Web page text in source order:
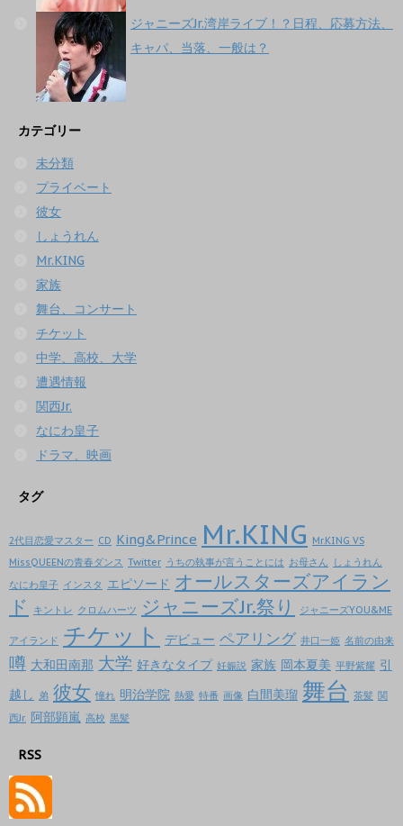
ジャニーズJr.湾岸ライブ！？日程、応募方法、
キャパ、当落、一般は？
カテゴリー
未分類
プライベート
彼女
しょうれん
Mr.KING
家族
舞台、コンサート
チケット
中学、高校、大学
遭遇情報
関西Jr.
なにわ皇子
ドラマ、映画
タグ
2代目恋愛マスター CD King&Prince Mr.KING Mr.KING VS
MissQUEENの青春ダンス Twitter うちの執事が言うことには お母さん しょうれん
なにわ皇子 インスタ エピソード オールスターズアイラン
ド
キントレ クロムハーツ ジャニーズJr.祭り ジャニーズYOU&ME
アイランド チケット デビュー ペアリング 井口一姫 名前の由来
噂 大和田南那 大学 好きなタイプ 妊娠説 家族 岡本夏美 平野紫耀 引
越し 弟 彼女 憧れ 明治学院 熱愛 特番 画像 白間美瑠 舞台 茶髪 関
西Jr. 阿部顕嵐 高校 黒髪
RSS